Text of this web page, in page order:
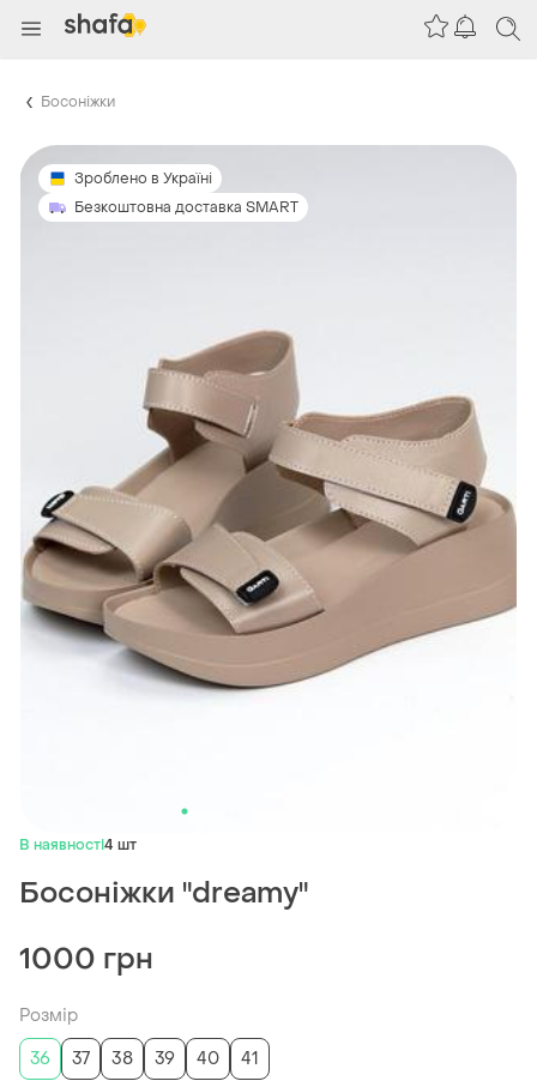
Босоніжки
Зроблено в Україні
Безкоштовна доставка SMART
В наявності4 шт
Босоніжки "dreamy"
1000 грн
Розмір
36
37 38 39 40 41